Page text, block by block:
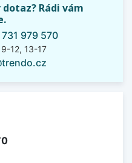
Rádi vám
979 570
12, 13-17